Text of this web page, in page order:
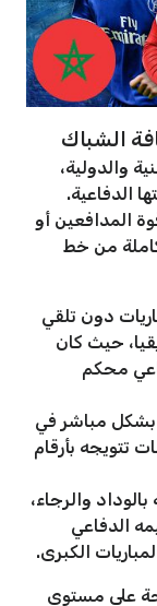
الشباك
والدولية،
الدفاعية.
المدافعين أو
من خط
دون تلقي
حيث كان
محكم
بشكل مباشر في
تتويجه بأرقام
والرجاء،
الدفاعي
الكبرى.
على مستوى